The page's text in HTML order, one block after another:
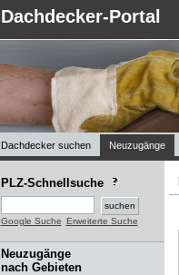
Dachdecker-Portal
Dachdecker suchen Neuzugänge
PLZ-Schnellsuche
Google Suche Erweiterte Suche
Neuzugänge
nach Gebieten